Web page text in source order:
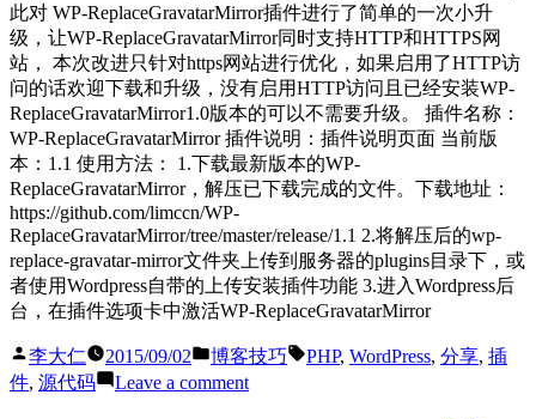
成
的
URL
进
行
rewrite
此对 WP-ReplaceGravatarMirror插件进行了简单的一次小升
级，让WP-ReplaceGravatarMirror同时支持HTTP和HTTPS网
站， 本次改进只针对https网站进行优化，如果启用了HTTP访
问的话欢迎下载和升级，没有启用HTTP访问且已经安装WP-
ReplaceGravatarMirror1.0版本的可以不需要升级。 插件名称：
WP-ReplaceGravatarMirror 插件说明：插件说明页面 当前版
本：1.1 使用方法： 1.下载最新版本的WP-
ReplaceGravatarMirror，解压已下载完成的文件。下载地址：
https://github.com/limccn/WP-
ReplaceGravatarMirror/tree/master/release/1.1 2.将解压后的wp-
replace-gravatar-mirror文件夹上传到服务器的plugins目录下，或
者使用Wordpress自带的上传安装插件功能 3.进入Wordpress后
台，在插件选项卡中激活WP-ReplaceGravatarMirror
Posted
by
李大仁 2015/09/02
Posted
博客技巧 Tags:
PHP, WordPress, 分享, 插
件, 源代码 Leave a commenton